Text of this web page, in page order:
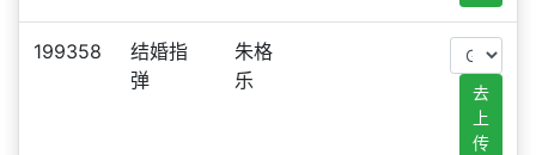
199358
结婚指
弹
朱格
乐
去
上
传